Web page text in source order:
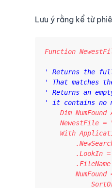
Lưu ý rằng kể từ
Function
' Returns the
' That matches
' Returns an
Dim NumFound
NewestFile =
With
.LookIn
NumFound